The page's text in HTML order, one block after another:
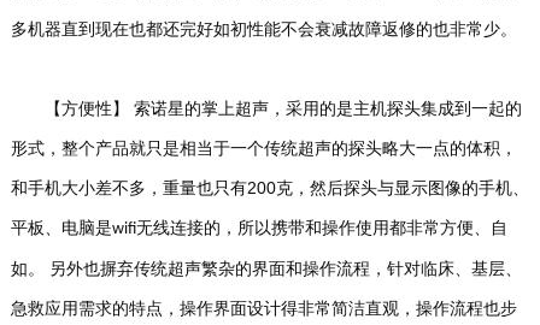
多机器直到现在也都还完好如初性能不会衰减故障返修的也非常少。
【方便性】 索诺星的掌上超声，采用的是主机探头集成到一起的
形式，整个产品就只是相当于一个传统超声的探头略大一点的体积，
和手机大小差不多，重量也只有200克，然后探头与显示图像的手机、
平板、电脑是wifi无线连接的，所以携带和操作使用都非常方便、自
如。 另外也摒弃传统超声繁杂的界面和操作流程，针对临床、基层、
急救应用需求的特点，操作界面设计得非常简洁直观，操作流程也步